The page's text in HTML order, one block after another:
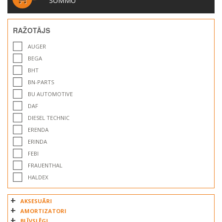
RAŽOTĀJS
AUGER
BEGA
BHT
BN-PARTS
BU AUTOMOTIVE
DAF
DIESEL TECHNIC
ERENDA
ERINDA
FEBI
FRAUENTHAL
HALDEX
HOBI
HT EUROPE
IVECO
AKSESUĀRI
AMORTIZATORI